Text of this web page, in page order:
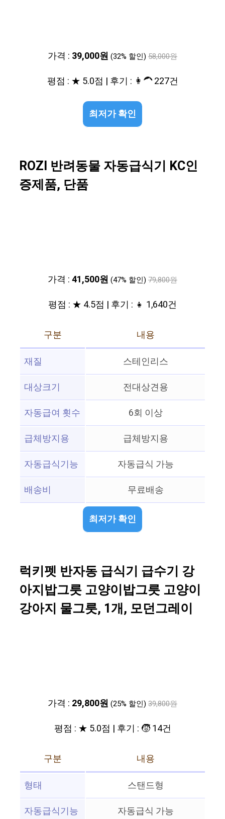
가격 : 39,000원 (32% 할인) 58,000원
평점 : ★ 5.0점 | 후기 : 👩‍🦱 227건
최저가 확인
ROZI 반려동물 자동급식기 KC인
증제품, 단품
가격 :41,500원 (47% 할인) 79,800원
평점 : ★ 4.5점 | 후기 : 👧 1,640건
구분
내용
재질
스테인리스
대상크기
전대상견용
자동급여 횟수
6회 이상
급체방지용
급체방지용
자동급식기능
자동급식 가능
배송비
무료배송
최저가 확인
럭키펫 반자동 급식기 급수기 강
아지밥그릇 고양이밥그릇 고양이
강아지 물그릇, 1개, 모던그레이
가격 : 29,800원 (25% 할인) 39,800원
평점 : ★ 5.0점 | 후기 : 🧒 14건
구분
내용
형태
스탠드형
자동급식기능
자동급식 가능